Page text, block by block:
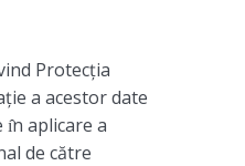
Protecția
a acestor date
aplicare a
de către